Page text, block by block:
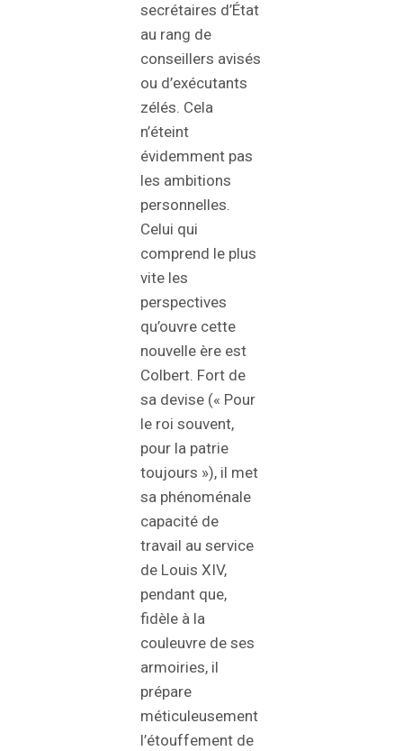
secrétaires d’État
au rang de
conseillers avisés
ou d’exécutants
zélés. Cela
n’éteint
évidemment pas
les ambitions
personnelles.
Celui qui
comprend le plus
vite les
perspectives
qu’ouvre cette
nouvelle ère est
Colbert. Fort de
sa devise (« Pour
le roi souvent,
pour la patrie
toujours »), il met
sa phénoménale
capacité de
travail au service
de Louis XIV,
pendant que,
fidèle à la
couleuvre de ses
armoiries, il
prépare
méticuleusement
l’étouffement de